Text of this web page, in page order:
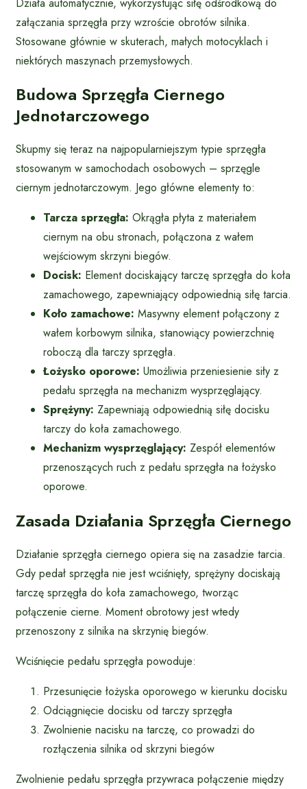
załączania sprzęgła przy wzroście obrotów silnika.
Stosowane głównie w skuterach, małych motocyklach i
niektórych maszynach przemysłowych.
Budowa Sprzęgła Ciernego
Jednotarczowego
Skupmy się teraz na najpopularniejszym typie sprzęgła
stosowanym w samochodach osobowych – sprzęgle
ciernym jednotarczowym. Jego główne elementy to:
Tarcza sprzęgła: Okrągła płyta z materiałem
ciernym na obu stronach, połączona z wałem
wejściowym skrzyni biegów.
Docisk: Element dociskający tarczę sprzęgła do koła
zamachowego, zapewniający odpowiednią siłę tarcia.
Koło zamachowe: Masywny element połączony z
wałem korbowym silnika, stanowiący powierzchnię
roboczą dla tarczy sprzęgła.
Łożysko oporowe: Umożliwia przeniesienie siły z
pedału sprzęgła na mechanizm wysprzęglający.
Sprężyny: Zapewniają odpowiednią siłę docisku
tarczy do koła zamachowego.
Mechanizm wysprzęglający: Zespół elementów
przenoszących ruch z pedału sprzęgła na łożysko
oporowe.
Zasada Działania Sprzęgła Ciernego
Działanie sprzęgła ciernego opiera się na zasadzie tarcia.
Gdy pedał sprzęgła nie jest wciśnięty, sprężyny dociskają
tarczę sprzęgła do koła zamachowego, tworząc
połączenie cierne. Moment obrotowy jest wtedy
przenoszony z silnika na skrzynię biegów.
Wciśnięcie pedału sprzęgła powoduje:
Przesunięcie łożyska oporowego w kierunku docisku
Odciągnięcie docisku od tarczy sprzęgła
Zwolnienie nacisku na tarczę, co prowadzi do
rozłączenia silnika od skrzyni biegów
Zwolnienie pedału sprzęgła przywraca połączenie między